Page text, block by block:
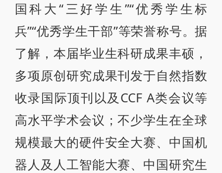
国科大“三好学生”“优秀学生标
兵”“优秀学生干部”等荣誉称号。据
了解，本届毕业生科研成果丰硕，
多项原创研究成果刊发于自然指数
收录国际顶刊以及CCF A类会议等
高水平学术会议；不少学生在全球
规模最大的硬件安全大赛、中国机
器人及人工智能大赛、中国研究生